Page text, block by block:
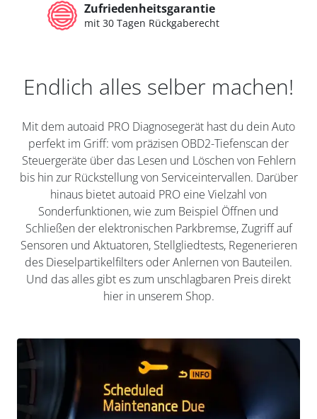
Zufriedenheitsgarantie
mit 30 Tagen Rückgaberecht
Endlich alles selber machen!
Mit dem autoaid PRO Diagnosegerät hast du dein Auto
perfekt im Griff: vom präzisen OBD2-Tiefenscan der
Steuergeräte über das Lesen und Löschen von Fehlern
bis hin zur Rückstellung von Serviceintervallen. Darüber
hinaus bietet autoaid PRO eine Vielzahl von
Sonderfunktionen, wie zum Beispiel Öffnen und
Schließen der elektronischen Parkbremse, Zugriff auf
Sensoren und Aktuatoren, Stellgliedtests, Regenerieren
des Dieselpartikelfilters oder Anlernen von Bauteilen.
Und das alles gibt es zum unschlagbaren Preis direkt
hier in unserem Shop.